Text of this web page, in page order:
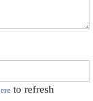
to refresh